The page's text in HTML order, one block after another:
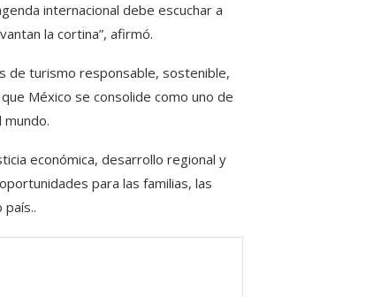
internacional debe escuchar a
la cortina”, afirmó.
de turismo responsable, sostenible,
México se consolide como uno de
económica, desarrollo regional y
para las familias, las